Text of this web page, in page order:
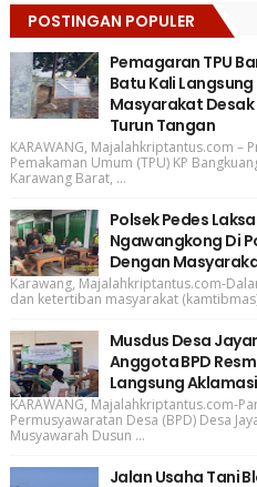
POSTINGAN POPULER
Pemagaran TPU
Batu Kali
Masyarakat Desak
Turun Tangan
KARAWANG, Majalahkriptantus.com –
Pemakaman Umum (TPU) KP
Karawang Barat, ...
Polsek Pedes
Ngawangkong Di
Dengan
Karawang, Majalahkriptantus.com-
dan ketertiban masyarakat
Musdus Desa
Anggota BPD
Langsung Aklamasi
KARAWANG, Majalahkriptantus.com-
Permusyawaratan Desa (BPD) Desa
Musyawarah Dusun ...
Jalan Usaha Tani